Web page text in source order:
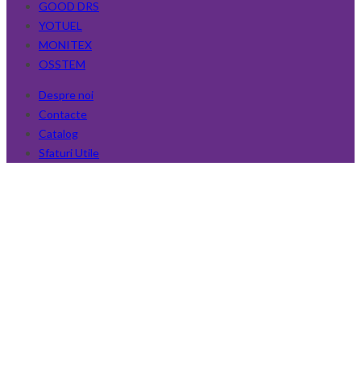
GOOD DRS
YOTUEL
MONITEX
OSSTEM
Despre noi
Contacte
Catalog
Sfaturi Utile